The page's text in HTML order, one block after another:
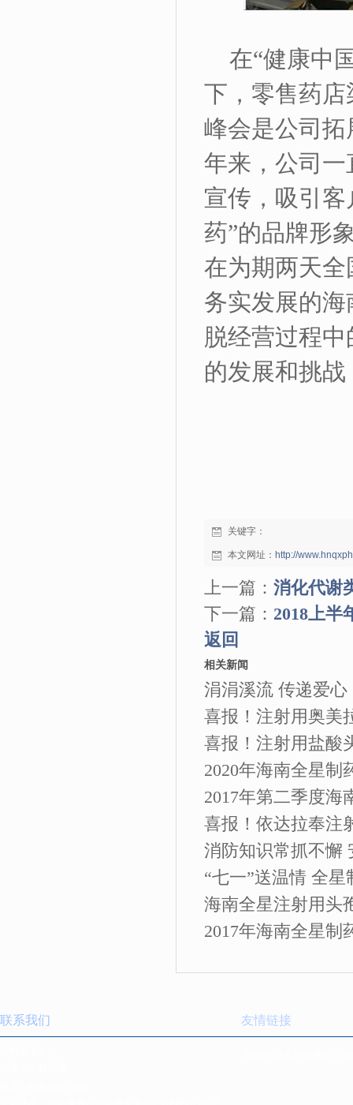
在“健康中
下，零售药
峰会是公司
年来，公司
宣传，吸引
药”的品牌形
在为期两天
务实发展的
脱经营过程
的发展和挑
关键字：
本文网址： http://
上一篇： 消化代谢
下一篇： 2018上半
返回
相关新闻
涓涓溪流 传递爱心
喜报！注射用奥美
喜报！注射用盐酸
2020年海南全星制
2017年第二季度海
喜报！依达拉奉注
消防知识常抓不懈
“七一”送温情 全
海南全星注射用头
2017年海南全星制
联系我们 友情链接